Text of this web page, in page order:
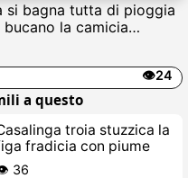
si bagna tutta di pioggia
la camicia
colano sulle cosce,
selvaggia allaperto,
calda.
👁️24
a questo
troia stuzzica la
fradicia con piume
36